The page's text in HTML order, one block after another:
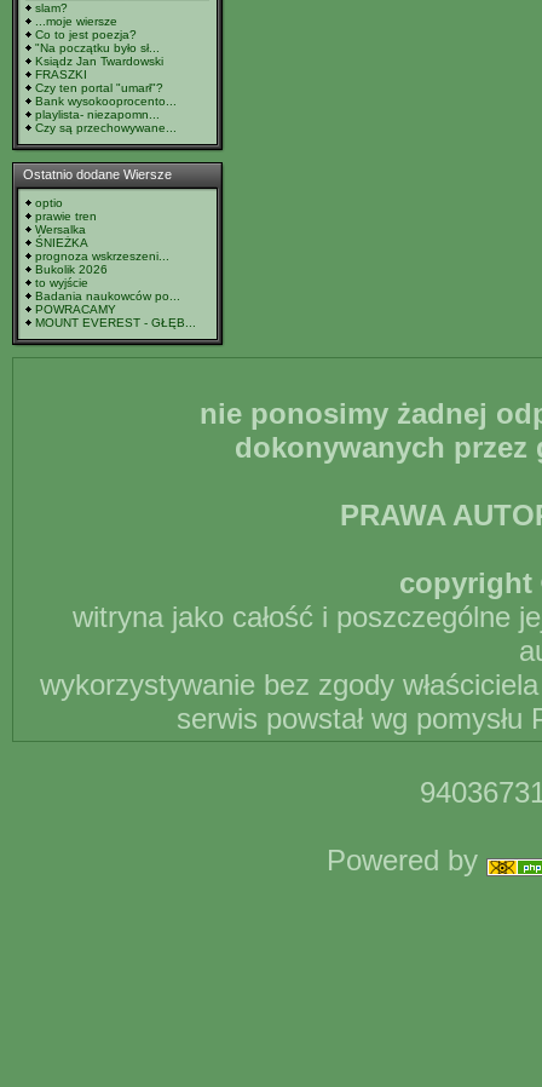
slam?
...moje wiersze
Co to jest poezja?
"Na początku było sł...
Ksiądz Jan Twardowski
FRASZKI
Czy ten portal "umarł"?
Bank wysokooprocento...
playlista- niezapomn...
Czy są przechowywane...
Ostatnio dodane Wiersze
optio
prawie tren
Wersalka
ŚNIEŻKA
prognoza wskrzeszeni...
Bukolik 2026
to wyjście
Badania naukowców po...
POWRACAMY
MOUNT EVEREST - GŁĘB...
nie ponosimy żadnej
dokonywanych
PRAWA
copyright
witryna jako całość i poszczególne
wykorzystywanie bez zgody
serwis powstał wg
Powered by